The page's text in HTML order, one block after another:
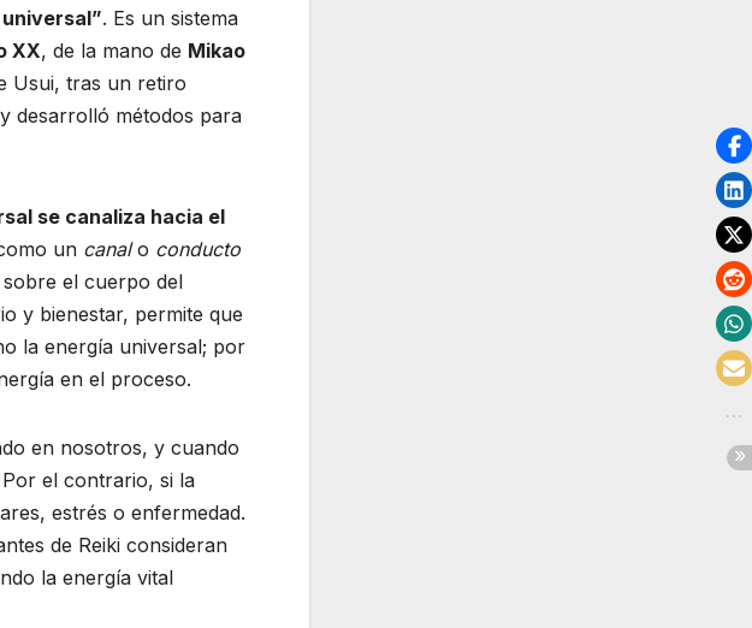
. Es un sistema
XX, de la mano de Mikao
Usui, tras un retiro
desarrolló métodos para
se canaliza hacia el
un canalo conducto
el cuerpo del
y bienestar, permite que
la energía universal; por
en el proceso.
en nosotros, y cuando
Por el contrario, si la
estrés o enfermedad.
de Reiki consideran
la energía vital